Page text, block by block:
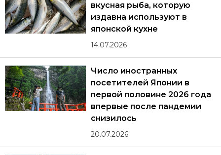
вкусная рыба, которую
издавна используют в
японской кухне
14.07.2026
Число иностранных
посетителей Японии в
первой половине 2026 года
впервые после пандемии
снизилось
20.07.2026